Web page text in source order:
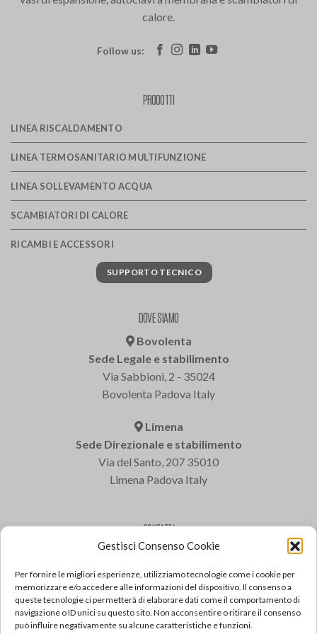
Gestisci Consenso Cookie
Per fornire le migliori esperienze, utilizziamo tecnologie come i cookie per
memorizzare e/o accedere alle informazioni del dispositivo. Il consenso a
queste tecnologie ci permetterà di elaborare dati come il comportamento di
navigazione o ID unici su questo sito. Non acconsentire o ritirare il consenso
può influire negativamente su alcune caratteristiche e funzioni.
calore.
Follow us:
PRODOTTI
LINEA RISCALDAMENTO
LINEA TERMOSANITARIO MULTIFUNZIONE
LINEA SOLLEVAMENTO ACQUA
SCAMBIATORI DI CALORE
RICAMBI E ACCESSORI
SUPPORTO TECNICO
DOVE SIAMO
Bovolenta
Sede Legale e stabilimento
Via Sabbioni, 2 - 35024
Bovolenta Padova Italy
Limena
Sede Direzionale e stabilimento
Via del Santo, 207 35010
Limena Padova Italy
CONTATTI
Varem S.p.a.
Tel: +39 049 8840322
Fax: +39 049 8841399
Email: varem@varem.com